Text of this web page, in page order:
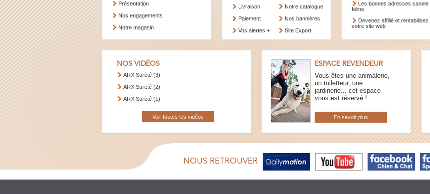
Présentation
Nos engagements
Notre magasin
Livraison
Paiement
Vos alertes +
Notre catalogue
Nos bannières
Site Export
Les bonnes adresses canine
féline
Devenez affilié et rentabilisez
votre site web
NOS VIDÉOS
ARX Sureté (3)
ARX Sureté (2)
ARX Sureté (1)
Voir toutes les vidéos
ESPACE REVENDEUR
Vous êtes une animalerie,
un toiletteur, une
jardinerie... cet espace
vous est réservé !
En savoir plus
NOUS RETROUVER